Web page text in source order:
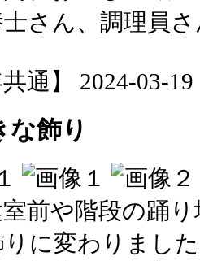
士さん、調理員
共通】 2024-03-
な飾り
前や階段の踊り
りに変わりまし